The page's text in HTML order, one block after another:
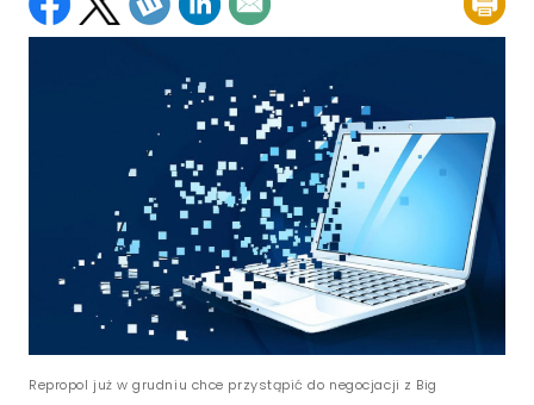
Repropol już w grudniu chce przystąpić do negocjacji z Big